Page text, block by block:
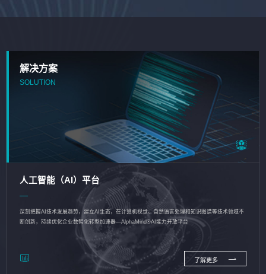
解决方案
SOLUTION
人工智能（AI）平台
深刻把握AI技术发展趋势，建立AI生态，在计算机视觉、自然语言处理和知识图谱等技术领域不
断创新，持续优化企业数智化转型加速器—AlphaMind®AI能力开放平台
了解更多